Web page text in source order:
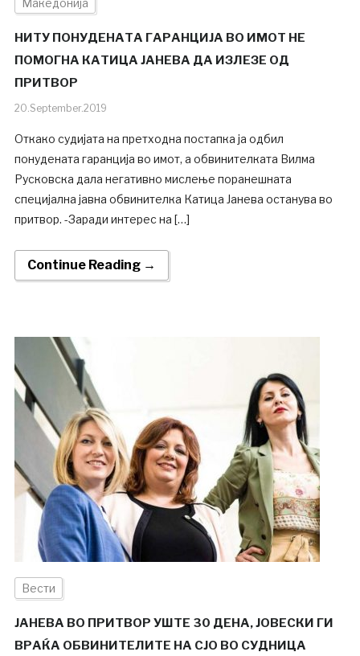
Македонија
НИТУ ПОНУДЕНАТА ГАРАНЦИЈА ВО ИМОТ НЕ
ПОМОГНА КАТИЦА ЈАНЕВА ДА ИЗЛЕЗЕ ОД
ПРИТВОР
20.September.2019
Откако судијата на претходна постапка ја одбил
понудената гаранција во имот, а обвинителката Вилма
Русковска дала негативно мислење поранешната
специјална јавна обвинителка Катица Јанева останува во
притвор. -Заради интерес на […]
Continue Reading →
Вести
ЈАНЕВА ВО ПРИТВОР УШТЕ 30 ДЕНА, ЈОВЕСКИ ГИ
ВРАЌА ОБВИНИТЕЛИТЕ НА СЈО ВО СУДНИЦА